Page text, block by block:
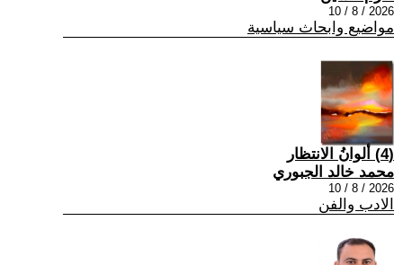
2026 / 8 / 10
مواضيع وابحاث سياسية
(4) ألوانُ الانتظار
محمد خالد الجبوري
2026 / 8 / 10
الادب والفن